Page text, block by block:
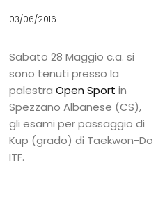
03/06/2016
Sabato 28 Maggio c.a. si
sono tenuti presso la
palestraOpen Sport in
Spezzano Albanese (CS),
gli esami per passaggio di
Kup (grado) di Taekwon-Do
ITF.